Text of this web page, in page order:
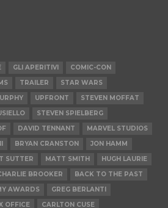
GLI APERITIVI
COMIC-CON
TRAILER
STAR WARS
UPFRONT
STEVEN MOFFAT
STEVEN SPIELBERG
DAVID TENNANT
MARVEL STUDIOS
BRYAN CRANSTON
JON HAMM
SUTTER MATT SMITH
HUGH LAURIE
BROOKER
BACK TO THE PAST
AWARDS
GREG BERLANTI
OFFICE
CARLTON CUSE